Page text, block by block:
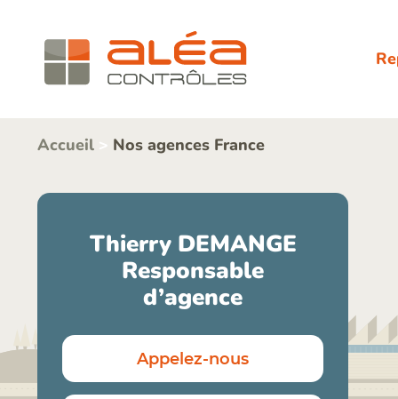
Accueil Nos agences France
Thierry DEMANGE
Responsable
d’agence
Appelez-nous